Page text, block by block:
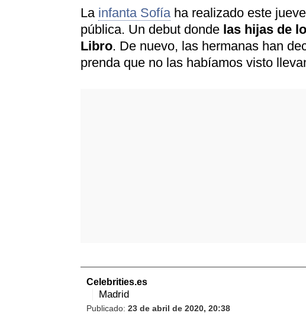
La infanta Sofíaha realizado este
pública. Un debut donde las hijas de
Libro. De nuevo, las hermanas han
prenda que no las habíamos visto
Celebrities.es
Madrid
Publicado: 23 de abril de 2020, 20:38